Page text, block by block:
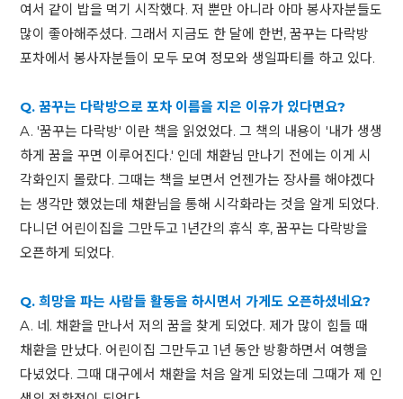
여서 같이 밥을 먹기 시작했다. 저 뿐만 아니라 아마 봉사자분들도
많이 좋아해주셨다. 그래서 지금도 한 달에 한번, 꿈꾸는 다락방
포차에서 봉사자분들이 모두 모여 정모와 생일파티를 하고 있다.
Q. 꿈꾸는 다락방으로 포차 이름을 지은 이유가 있다면요?
A. '꿈꾸는 다락방' 이란 책을 읽었었다. 그 책의 내용이 '내가 생생
하게 꿈을 꾸면 이루어진다.' 인데 채환님 만나기 전에는 이게 시
각화인지 몰랐다. 그때는 책을 보면서 언젠가는 장사를 해야겠다
는 생각만 했었는데 채환님을 통해 시각화라는 것을 알게 되었다.
다니던 어린이집을 그만두고 1년간의 휴식 후, 꿈꾸는 다락방을
오픈하게 되었다.
Q. 희망을 파는 사람들 활동을 하시면서 가게도 오픈하셨네요?
A. 네. 채환을 만나서 저의 꿈을 찾게 되었다. 제가 많이 힘들 때
채환을 만났다. 어린이집 그만두고 1년 동안 방황하면서 여행을
다녔었다. 그때 대구에서 채환을 처음 알게 되었는데 그때가 제 인